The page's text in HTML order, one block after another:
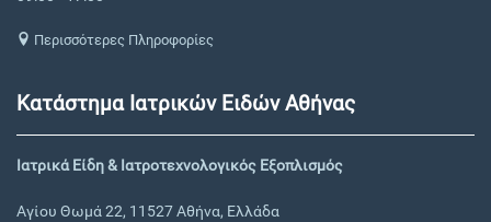
Περισσότερες Πληροφορίες
Κατάστημα Ιατρικών Ειδών Αθήνας
Ιατρικά Είδη & Ιατροτεχνολογικός Εξοπλισμός
Αγίου Θωμά 22, 11527 Αθήνα, Ελλάδα